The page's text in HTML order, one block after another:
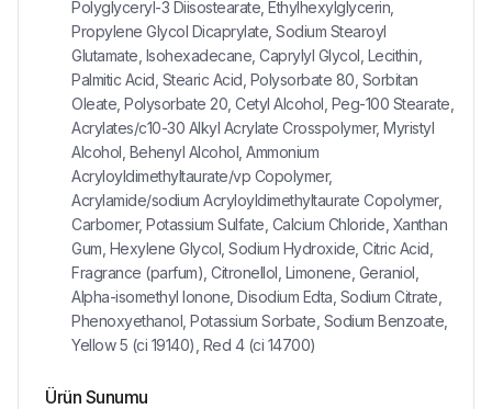
Polyglyceryl-3 Diisostearate, Ethylhexylglycerin,
Propylene Glycol Dicaprylate, Sodium Stearoyl
Glutamate, Isohexadecane, Caprylyl Glycol, Lecithin,
Palmitic Acid, Stearic Acid, Polysorbate 80, Sorbitan
Oleate, Polysorbate 20, Cetyl Alcohol, Peg-100 Stearate,
Acrylates/c10-30 Alkyl Acrylate Crosspolymer, Myristyl
Alcohol, Behenyl Alcohol, Ammonium
Acryloyldimethyltaurate/vp Copolymer,
Acrylamide/sodium Acryloyldimethyltaurate Copolymer,
Carbomer, Potassium Sulfate, Calcium Chloride, Xanthan
Gum, Hexylene Glycol, Sodium Hydroxide, Citric Acid,
Fragrance (parfum), Citronellol, Limonene, Geraniol,
Alpha-isomethyl Ionone, Disodium Edta, Sodium Citrate,
Phenoxyethanol, Potassium Sorbate, Sodium Benzoate,
Yellow 5 (ci 19140), Red 4 (ci 14700)
Ürün Sunumu